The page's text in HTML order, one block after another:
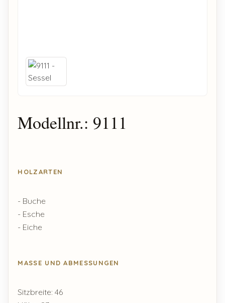
Modellnr.: 9111
HOLZARTEN
- Buche
- Esche
- Eiche
MASSE UND ABMESSUNGEN
Sitzbreite: 46